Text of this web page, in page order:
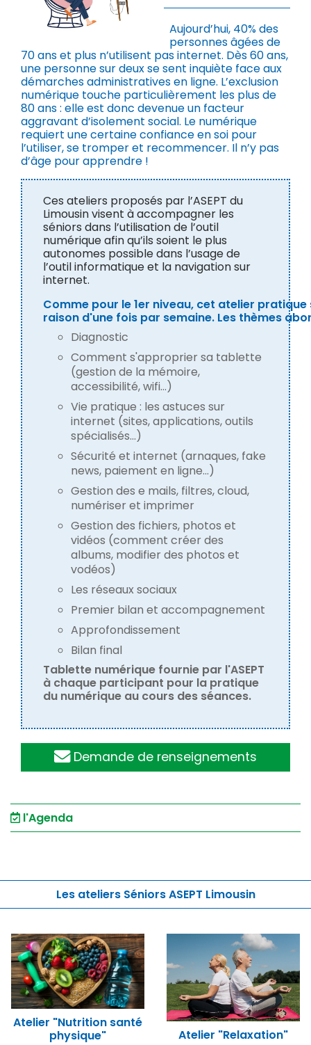
Aujourd’hui, 40% des
personnes âgées de
70 ans et plus n’utilisent pas internet. Dès 60 ans,
une personne sur deux se sent inquiète face aux
démarches administratives en ligne. L’exclusion
numérique touche particulièrement les plus de
80 ans : elle est donc devenue un facteur
aggravant d’isolement social. Le numérique
requiert une certaine confiance en soi pour
l’utiliser, se tromper et recommencer. Il n’y pas
d’âge pour apprendre !
Ces ateliers proposés par l’ASEPT du
Limousin visent à accompagner les
séniors dans l’utilisation de l’outil
numérique afin qu’ils soient le plus
autonomes possible dans l’usage de
l’outil informatique et la navigation sur
internet.
Comme pour le 1er niveau, cet atelier pratique
raison d'une fois par semaine. Les thèmes
Diagnostic
Comment s'approprier sa tablette
(gestion de la mémoire,
accessibilité, wifi...)
Vie pratique : les astuces sur
internet (sites, applications, outils
spécialisés...)
Sécurité et internet (arnaques, fake
news, paiement en ligne...)
Gestion des e mails, filtres, cloud,
numériser et imprimer
Gestion des fichiers, photos et
vidéos (comment créer des
albums, modifier des photos et
vodéos)
Les réseaux sociaux
Premier bilan et accompagnement
Approfondissement
Bilan final
Tablette numérique fournie par l'ASEPT
à chaque participant pour la pratique
du numérique au cours des séances.
Demande de renseignements
l'Agenda
Les ateliers Séniors ASEPT Limousin
Atelier "Nutrition santé
physique"
Atelier "Relaxation"